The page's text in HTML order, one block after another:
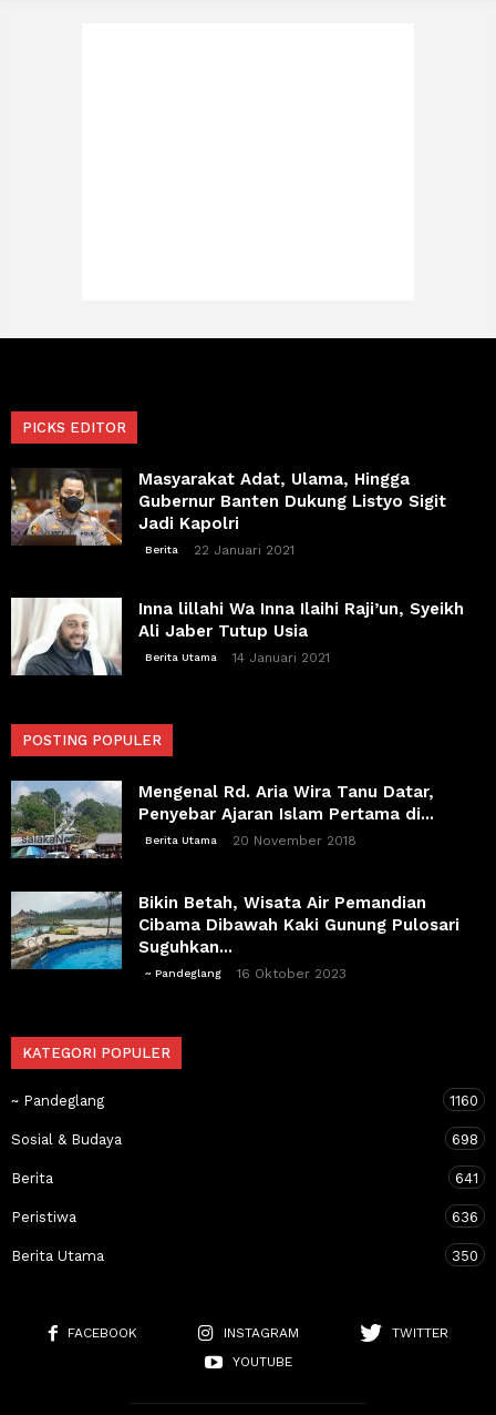
PICKS EDITOR
Masyarakat Adat, Ulama, Hingga
Gubernur Banten Dukung Listyo Sigit
Jadi Kapolri
Berita 22 Januari 2021
Inna lillahi Wa Inna Ilaihi Raji’un, Syeikh
Ali Jaber Tutup Usia
Berita Utama 14 Januari 2021
POSTING POPULER
Mengenal Rd. Aria Wira Tanu Datar,
Penyebar Ajaran Islam Pertama di...
Berita Utama 20 November 2018
Bikin Betah, Wisata Air Pemandian
Cibama Dibawah Kaki Gunung Pulosari
Suguhkan...
~ Pandeglang 16 Oktober 2023
KATEGORI POPULER
~ Pandeglang 1160
Sosial & Budaya 698
Berita 641
Peristiwa 636
Berita Utama 350
FACEBOOK INSTAGRAM
TWITTER
YOUTUBE